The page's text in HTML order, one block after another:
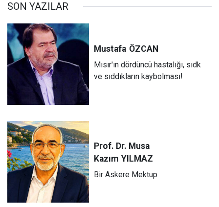
SON YAZILAR
Mustafa ÖZCAN
Mısır'ın dördüncü hastalığı, sıdk
ve sıddıkların kaybolması!
Prof. Dr. Musa
Kazım YILMAZ
Bir Askere Mektup